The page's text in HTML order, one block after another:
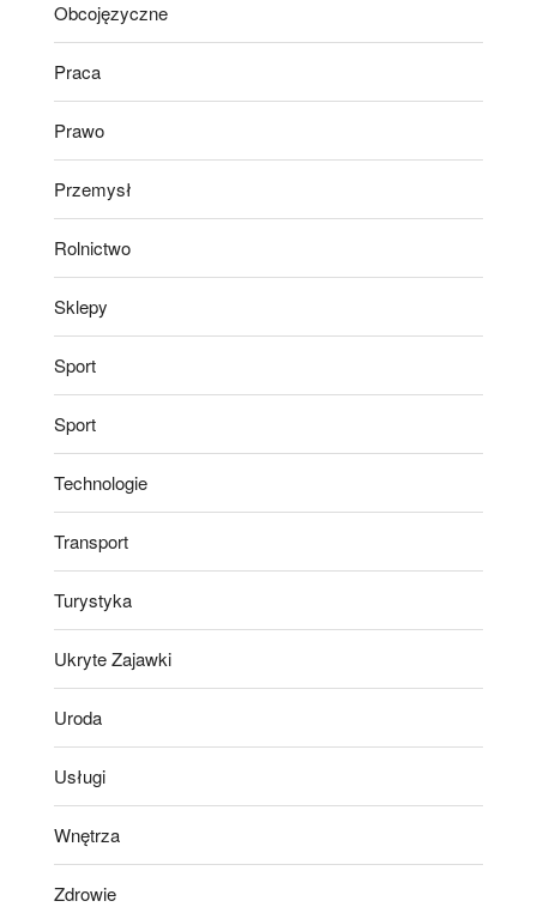
Obcojęzyczne
Praca
Prawo
Przemysł
Rolnictwo
Sklepy
Sport
Sport
Technologie
Transport
Turystyka
Ukryte Zajawki
Uroda
Usługi
Wnętrza
Zdrowie